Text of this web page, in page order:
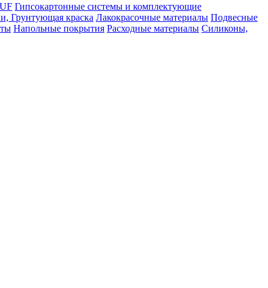
Гипсокартонные системы и комплектующие
Грунтующая краска Лакокрасочные материалы Подвесные
Напольные покрытия Расходные материалы Силиконы,